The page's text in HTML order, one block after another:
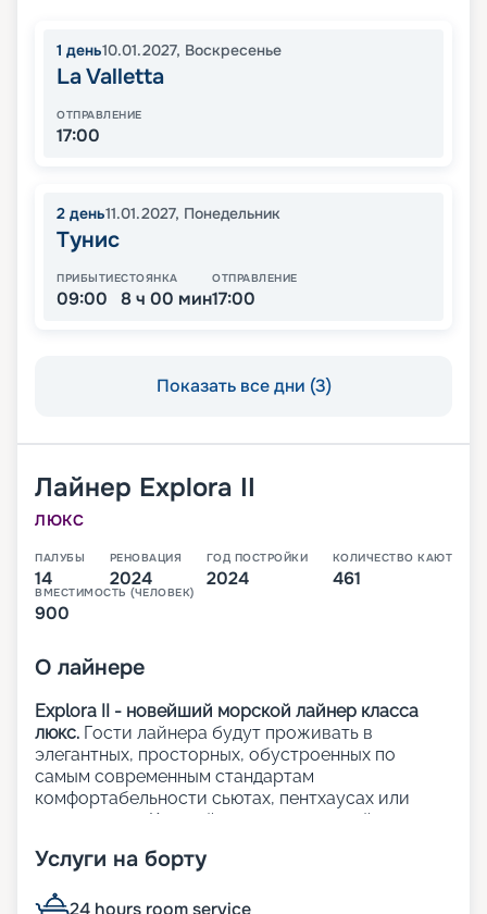
1 день10.01.2027, Воскресенье
La Valletta
ОТПРАВЛЕНИЕ
17:00
2 день11.01.2027, Понедельник
Тунис
ПРИБЫТИЕ
09:00
СТОЯНКА
8 ч 00 мин
ОТПРАВЛЕНИЕ
17:00
Показать все дни (3)
Лайнер Explora II
ЛЮКС
ПАЛУБЫ
14
РЕНОВАЦИЯ
2024
ГОД ПОСТРОЙКИ
2024
КОЛИЧЕСТВО КАЮТ
461
ВМЕСТИМОСТЬ (ЧЕЛОВЕК)
900
О лайнере
Explora II - новейший морской лайнер класса
люкс. Гости лайнера будут проживать в
элегантных, просторных, обустроенных по
самым современным стандартам
комфортабельности сьютах, пентхаусах или
резиденциях. Каждый из 461 люксов лайнера с
приватными террасами.
Услуги на борту
24 hours room service